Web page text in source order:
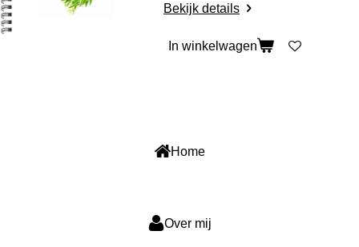
Bekijk details
In winkelwagen
Home
Over mij